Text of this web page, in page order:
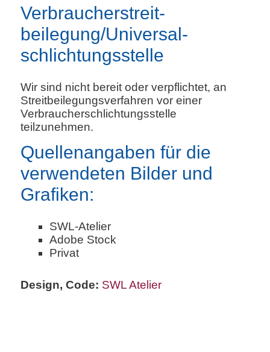
Verbraucher­streit­
beilegung/Universal­
schlichtungs­stelle
Wir sind nicht bereit oder verpflichtet, an
Streitbeilegungsverfahren vor einer
Verbraucherschlichtungsstelle
teilzunehmen.
Quellenangaben für die
verwendeten Bilder und
Grafiken:
SWL-Atelier
Adobe Stock
Privat
Design, Code: SWL Atelier